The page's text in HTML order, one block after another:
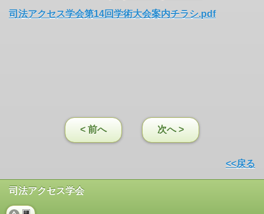
司法アクセス学会第14回学術大会案内チラシ.pdf
< 前へ 次へ >
<<戻る
司法アクセス学会